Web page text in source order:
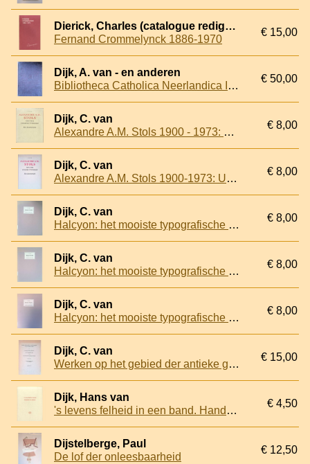
Dierick, Charles (catalogue redige par)
Fernand Crommelynck 1886-1970
€ 15,00
Dijk, A. van - en anderen
Bibliotheca Catholica Neerlandica Impressa 1500-1727
€ 50,00
Dijk, C. van
Alexandre A.M. Stols 1900 - 1973: uitgever/typograaf: een documentatie
€ 8,00
Dijk, C. van
Alexandre A.M. Stols 1900-1973: Uitgever/typograaf: Een documentatie
€ 8,00
Dijk, C. van
Halcyon: het mooiste typografische tijdschrift ooit in ons land gemaakt (2 delen)
€ 8,00
Dijk, C. van
Halcyon: het mooiste typografische tijdschrift ooit in ons land gemaakt (2 delen)
€ 8,00
Dijk, C. van
Halcyon: het mooiste typografische tijdschrift ooit in ons land gemaakt (2 delen)
€ 8,00
Dijk, C. van
Werken op het gebied der antieke geographie en van verwante vakken in de Collectie-Lulofs van het Geographisch Instituut en in de Universiteitsbibliotheek te Utrecht
€ 15,00
Dijk, Hans van
's levens felheid in een band. Handschrift-Van Hulthem
€ 4,50
Dijstelberge, Paul
De lof der onleesbaarheid
€ 12,50